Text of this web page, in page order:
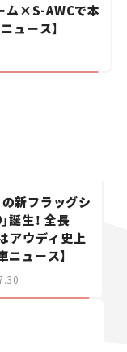
ム×S-AWCで本
ュース】
新フラッグシ
誕生！ 全長
アウディ史上
ニュース】